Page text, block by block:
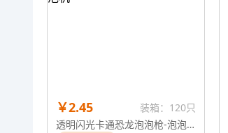
￥2.45
装箱：120只
透明闪光卡通恐龙泡泡枪-泡泡机